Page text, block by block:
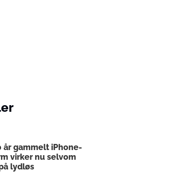
år gammelt iPhone-
virker nu selvom
lydløs